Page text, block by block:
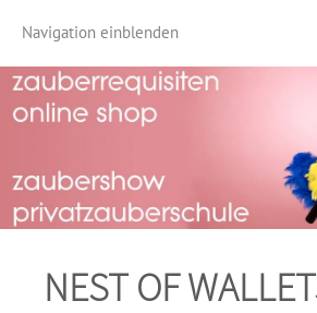
Navigation einblenden
NEST OF